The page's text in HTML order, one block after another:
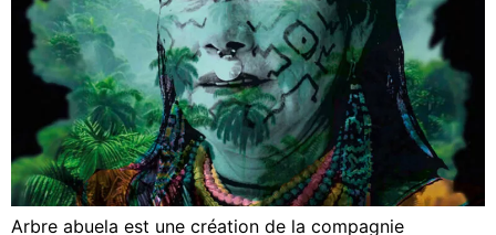
Arbre abuela est une création de la compagnie